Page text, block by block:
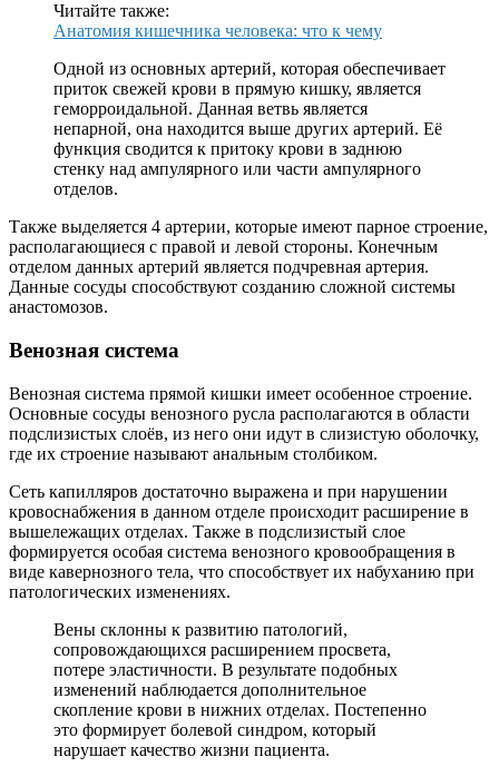
Читайте также:
Анатомия кишечника человека: что к чему
Одной из основных артерий, которая обеспечивает
приток свежей крови в прямую кишку, является
геморроидальной. Данная ветвь является
непарной, она находится выше других артерий. Её
функция сводится к притоку крови в заднюю
стенку над ампулярного или части ампулярного
отделов.
Также выделяется 4 артерии, которые имеют парное строение,
располагающиеся с правой и левой стороны. Конечным
отделом данных артерий является подчревная артерия.
Данные сосуды способствуют созданию сложной системы
анастомозов.
Венозная система
Венозная система прямой кишки имеет особенное строение.
Основные сосуды венозного русла располагаются в области
подслизистых слоёв, из него они идут в слизистую оболочку,
где их строение называют анальным столбиком.
Сеть капилляров достаточно выражена и при нарушении
кровоснабжения в данном отделе происходит расширение в
вышележащих отделах. Также в подслизистый слое
формируется особая система венозного кровообращения в
виде кавернозного тела, что способствует их набуханию при
патологических изменениях.
Вены склонны к развитию патологий,
сопровождающихся расширением просвета,
потере эластичности. В результате подобных
изменений наблюдается дополнительное
скопление крови в нижних отделах. Постепенно
это формирует болевой синдром, который
нарушает качество жизни пациента.